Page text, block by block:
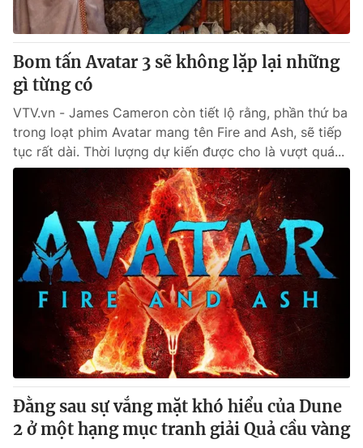
Bom tấn Avatar 3 sẽ không lặp lại những
gì từng có
VTV.vn - James Cameron còn tiết lộ rằng, phần thứ ba
trong loạt phim Avatar mang tên Fire and Ash, sẽ tiếp
tục rất dài. Thời lượng dự kiến được cho là vượt quá...
Đằng sau sự vắng mặt khó hiểu của Dune
2 ở một hạng mục tranh giải Quả cầu vàng